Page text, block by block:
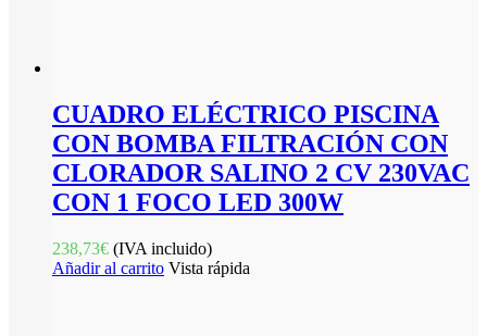
CUADRO ELÉCTRICO PISCINA
CON BOMBA FILTRACIÓN CON
CLORADOR SALINO 2 CV 230VAC
CON 1 FOCO LED 300W
238,73€ (IVA incluido)
Añadir al carrito Vista rápida